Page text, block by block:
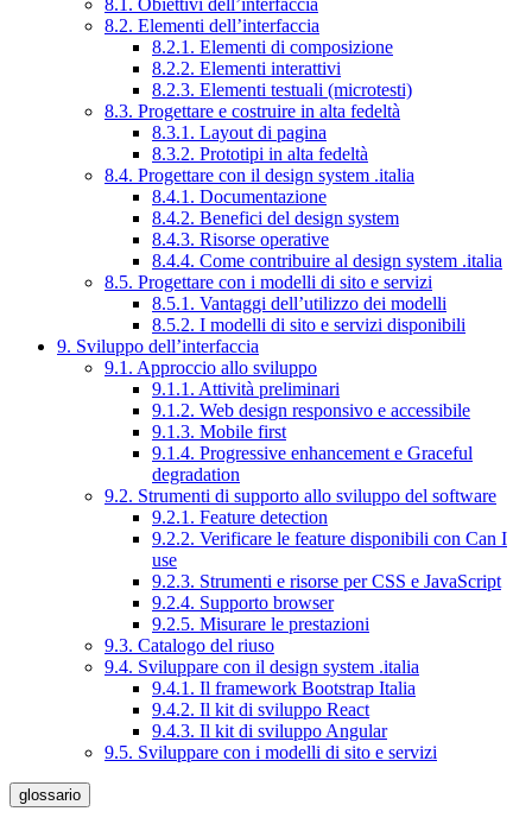
8.1. Obiettivi dell’interfaccia
8.2. Elementi dell’interfaccia
8.2.1. Elementi di composizione
8.2.2. Elementi interattivi
8.2.3. Elementi testuali (microtesti)
8.3. Progettare e costruire in alta fedeltà
8.3.1. Layout di pagina
8.3.2. Prototipi in alta fedeltà
8.4. Progettare con il design system .italia
8.4.1. Documentazione
8.4.2. Benefici del design system
8.4.3. Risorse operative
8.4.4. Come contribuire al design system .italia
8.5. Progettare con i modelli di sito e servizi
8.5.1. Vantaggi dell’utilizzo dei modelli
8.5.2. I modelli di sito e servizi disponibili
9. Sviluppo dell’interfaccia
9.1. Approccio allo sviluppo
9.1.1. Attività preliminari
9.1.2. Web design responsivo e accessibile
9.1.3. Mobile first
9.1.4. Progressive enhancement e Graceful
degradation
9.2. Strumenti di supporto allo sviluppo del software
9.2.1. Feature detection
9.2.2. Verificare le feature disponibili con Can I
use
9.2.3. Strumenti e risorse per CSS e JavaScript
9.2.4. Supporto browser
9.2.5. Misurare le prestazioni
9.3. Catalogo del riuso
9.4. Sviluppare con il design system .italia
9.4.1. Il framework Bootstrap Italia
9.4.2. Il kit di sviluppo React
9.4.3. Il kit di sviluppo Angular
9.5. Sviluppare con i modelli di sito e servizi
glossario